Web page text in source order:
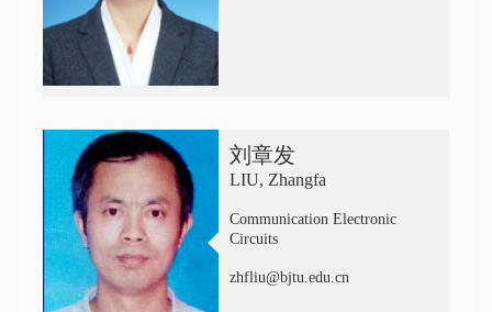
刘章发
LIU, Zhangfa
Communication Electronic
Circuits
zhfliu@bjtu.edu.cn